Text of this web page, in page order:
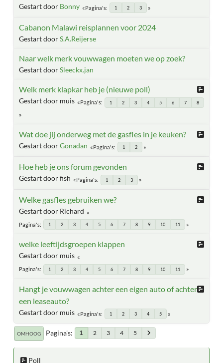
Gestart door Bonny Pagina's 1 2 3
Cabanon Malawi reisplannen voor 2024
Gestart doorS.A.Reijerse
Naar welk merk vouwwagen moeten we op zoek?
Gestart doorSleeckx.jan
Welk merk klapkar heb je (nieuwe poll)
Gestart door muis Pagina's 1 2 3 4 5 6 7 8
Wat doe jij onderweg met de gasfles in je keuken?
Gestart doorGonadan Pagina's 1 2
Hoe heb je ons forum gevonden
Gestart door fish Pagina's 1 2 3
Welke gasfles gebruiken we?
Gestart door Richard
Pagina's 1 2 3 4 5 6 7 8 9 10 11
welke leeftijdsgroepen klappen
Gestart door muis
Pagina's 1 2 3 4 5 6 7 8 9 10 11
Hangt je vouwwagen achter een eigen auto of achter
een leaseauto?
Gestart door muis Pagina's 1 2 3 4 5
OMHOOG Pagina's 1 2 3 4 5
Poll